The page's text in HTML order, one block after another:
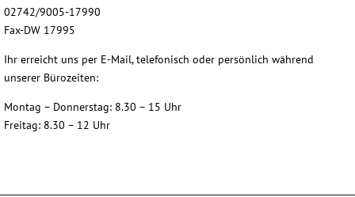
02742/9005-17990
Fax-DW 17995
Ihr erreicht uns per E-Mail, telefonisch oder persönlich während
unserer Bürozeiten:
Montag – Donnerstag: 8.30 – 15 Uhr
Freitag: 8.30 – 12 Uhr